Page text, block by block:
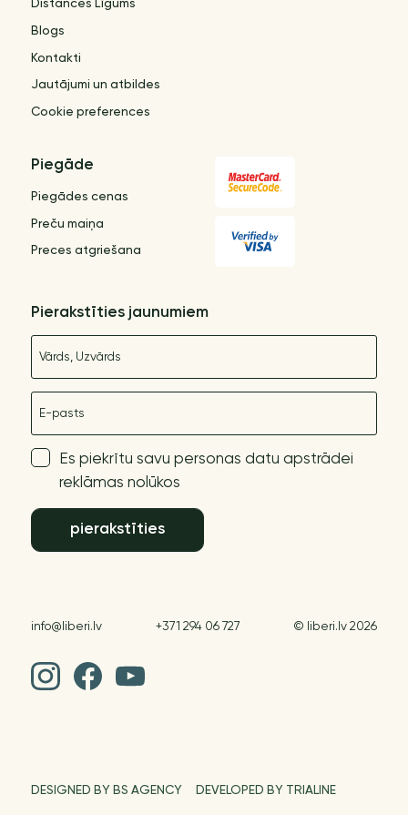
Distances Līgums
Blogs
Kontakti
Jautājumi un atbildes
Cookie preferences
Piegāde
Piegādes cenas
Preču maiņa
Preces atgriešana
Pierakstīties jaunumiem
Es piekrītu savu personas datu apstrādei
reklāmas nolūkos
pierakstīties
info@liberi.lv +371 294 06 727 © liberi.lv 2026
DESIGNED BY BS AGENCY DEVELOPED BY TRIALINE